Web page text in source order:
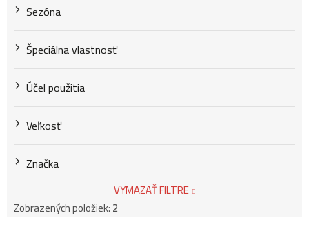
Sezóna
Špeciálna vlastnosť
Účel použitia
Veľkosť
Značka
VYMAZAŤ FILTRE
Zobrazených položiek:2